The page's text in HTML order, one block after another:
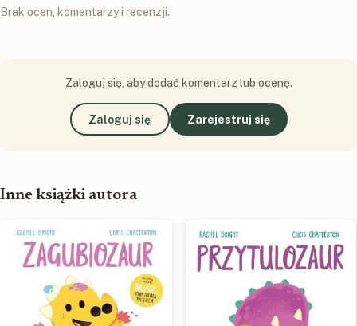
Brak ocen, komentarzy i recenzji.
Zaloguj się, aby dodać komentarz lub ocenę.
Zaloguj się Zarejestruj się
Inne książki autora